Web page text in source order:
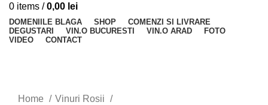
0 items / 0,00 lei
DOMENIILE BLAGA SHOP
COMENZI SI LIVRARE
DEGUSTARI
VIN.O BUCURESTI VIN.O ARAD
FOTO
VIDEO
CONTACT
Home
Vinuri Rosii